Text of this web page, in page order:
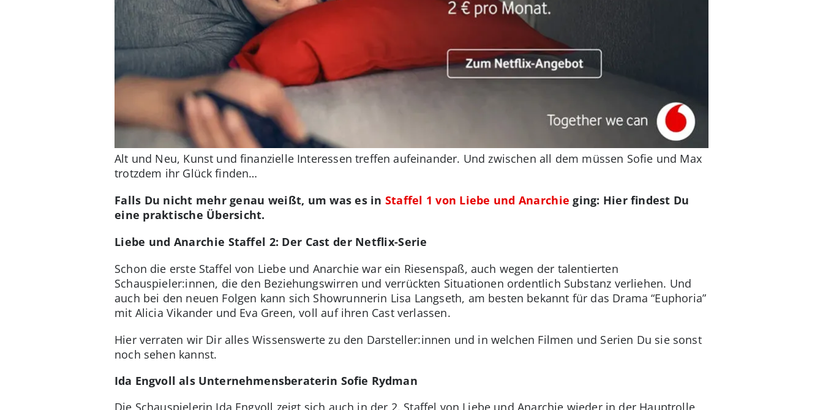
Alt und Neu, Kunst und finanzielle Interessen treffen aufeinander. Und zwischen all dem müssen Sofie und Max
trotzdem ihr Glück finden…
Falls Du nicht mehr genau weißt, um was es in Staffel 1 von Liebe und Anarchie ging: Hier findest Du
eine praktische Übersicht.
Liebe und Anarchie Staffel 2: Der Cast der Netflix-Serie
Schon die erste Staffel von Liebe und Anarchie war ein Riesenspaß, auch wegen der talentierten
Schauspieler:innen, die den Beziehungswirren und verrückten Situationen ordentlich Substanz verliehen. Und
auch bei den neuen Folgen kann sich Showrunnerin Lisa Langseth, am besten bekannt für das Drama “Euphoria”
mit Alicia Vikander und Eva Green, voll auf ihren Cast verlassen.
Hier verraten wir Dir alles Wissenswerte zu den Darsteller:innen und in welchen Filmen und Serien Du sie sonst
noch sehen kannst.
Ida Engvoll als Unternehmensberaterin Sofie Rydman
Die Schauspielerin Ida Engvoll zeigt sich auch in der 2. Staffel von Liebe und Anarchie wieder in der Hauptrolle